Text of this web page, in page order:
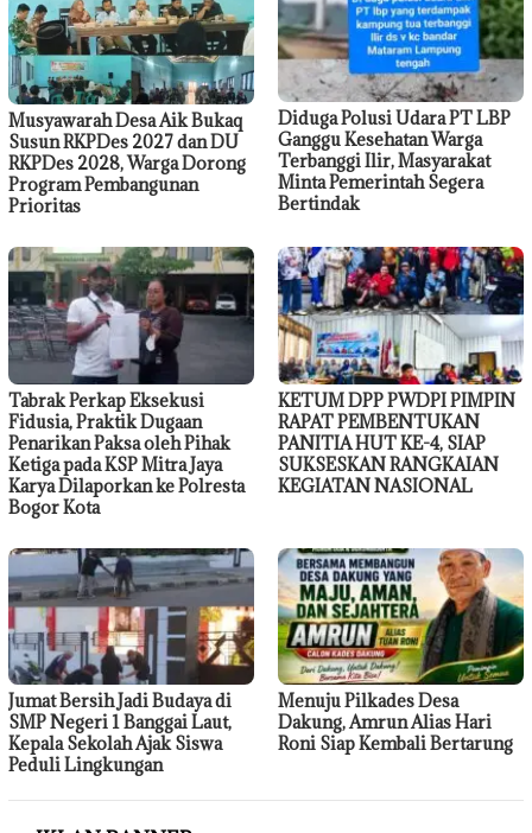
Musyawarah Desa Aik Bukaq
Susun RKPDes 2027 dan DU
RKPDes 2028, Warga Dorong
Program Pembangunan
Prioritas
Diduga Polusi Udara PT LBP
Ganggu Kesehatan Warga
Terbanggi Ilir, Masyarakat
Minta Pemerintah Segera
Bertindak
Tabrak Perkap Eksekusi
Fidusia, Praktik Dugaan
Penarikan Paksa oleh Pihak
Ketiga pada KSP Mitra Jaya
Karya Dilaporkan ke Polresta
Bogor Kota
KETUM DPP PWDPI PIMPIN
RAPAT PEMBENTUKAN
PANITIA HUT KE-4, SIAP
SUKSESKAN RANGKAIAN
KEGIATAN NASIONAL
Jumat Bersih Jadi Budaya di
SMP Negeri 1 Banggai Laut,
Kepala Sekolah Ajak Siswa
Peduli Lingkungan
Menuju Pilkades Desa
Dakung, Amrun Alias Hari
Roni Siap Kembali Bertarung